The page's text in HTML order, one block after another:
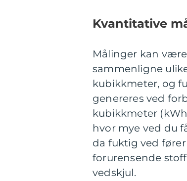
Kvantitative
Målinger kan
sammenligne
kubikkmeter, og
genereres ved
kubikkmeter
hvor mye ved du
da fuktig ved
forurensende
vedskjul.